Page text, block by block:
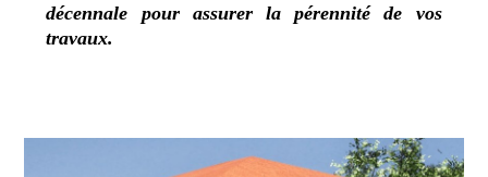
décennale pour assurer la pérennité de vos
travaux.